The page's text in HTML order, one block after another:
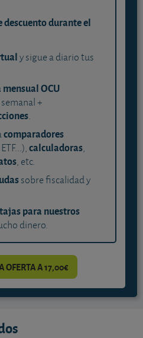
descuento durante el
y sigue a diario tus
OCU
+
.
comparadores
calculadoras,
, etc.
sobre fiscalidad y
para nuestros
dinero.
OFERTA A 17,00€